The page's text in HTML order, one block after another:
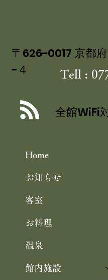
Home
お知らせ
客室
お料理
温泉
館内施設
〒626-0017 京都
−４
Tell :
全館WiFi